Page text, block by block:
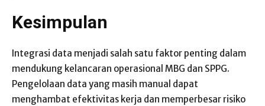
Kesimpulan
Integrasi data menjadi salah satu faktor penting dalam
mendukung kelancaran operasional MBG dan SPPG.
Pengelolaan data yang masih manual dapat
menghambat efektivitas kerja dan memperbesar risiko